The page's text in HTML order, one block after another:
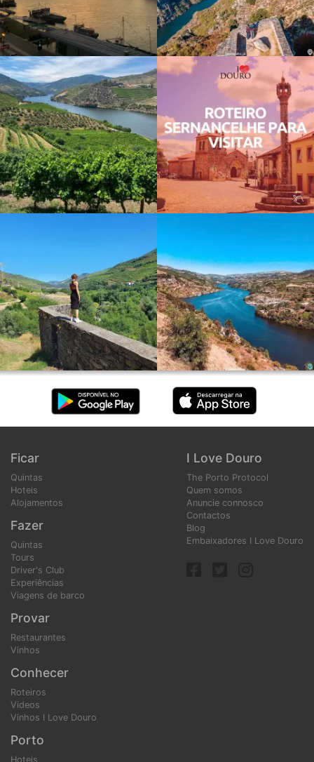
I Love Douro
The Porto Protocol
Quem somos
Anuncie connosco
Contactos
Blog
Embaixadores I Love Douro
Ficar
Quintas
Hoteis
Alojamentos
Fazer
Quintas
Tours
Driver's Club
Experiências
Viagens de barco
Provar
Restaurantes
Vinhos
Conhecer
Roteiros
Videos
Vinhos I Love Douro
Porto
Hoteis